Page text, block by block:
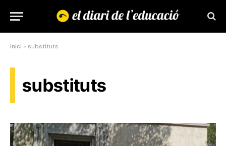
Inici » substituts
substituts